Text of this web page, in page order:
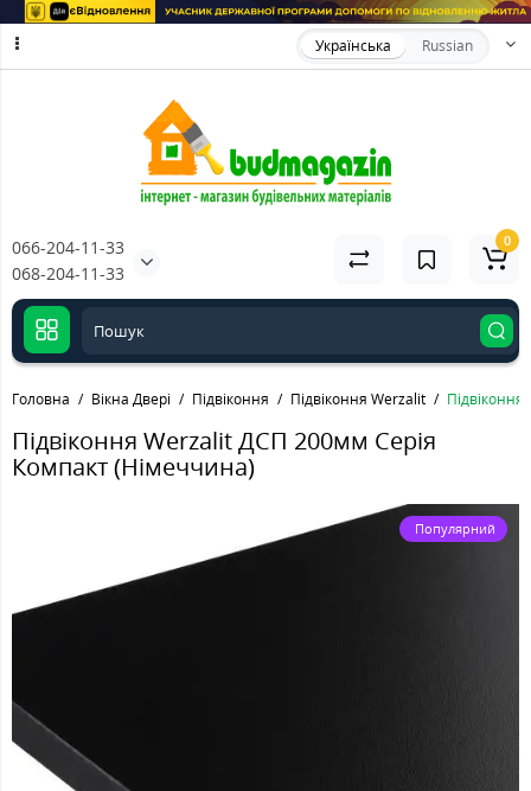
Українська Russian
066-204-11-33
068-204-11-33
0
Головна Вікна Двері Підвіконня Підвіконня Werzalit
Підвіконня Werzalit ДСП 200мм Серія
Компакт (Німеччина)
Популярний